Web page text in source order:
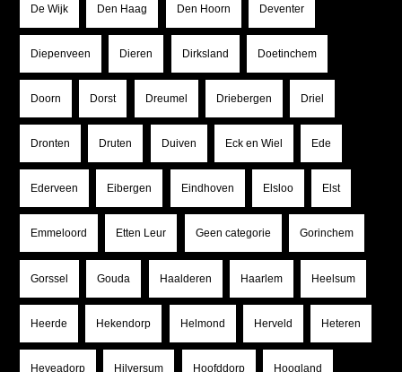
De Wijk Den Haag Den Hoorn Deventer
Diepenveen Dieren Dirksland Doetinchem
Doorn Dorst Dreumel Driebergen Driel
Dronten Druten Duiven Eck en Wiel Ede
Ederveen Eibergen Eindhoven Elsloo Elst
Emmeloord Etten Leur Geen categorie Gorinchem
Gorssel Gouda Haalderen Haarlem Heelsum
Heerde Hekendorp Helmond Herveld Heteren
Heveadorp Hilversum Hoofddorp Hoogland